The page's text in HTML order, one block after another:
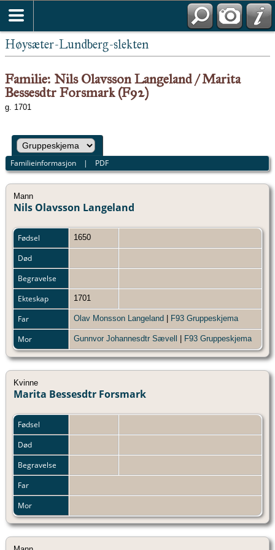
Høysæter-Lundberg-slekten
Familie: Nils Olavsson Langeland / Marita
Bessesdtr Forsmark (F92)
g. 1701
Familieinformasjon | PDF
Mann
Nils Olavsson Langeland
Fødsel 1650
Død
Begravelse
Ekteskap
1701
Far Olav Monsson Langeland F93 Gruppeskjema
Mor Gunnvor Johannesdtr Sævell F93 Gruppeskjema
Kvinne
Marita Bessesdtr Forsmark
Fødsel
Død
Begravelse
Far
Mor